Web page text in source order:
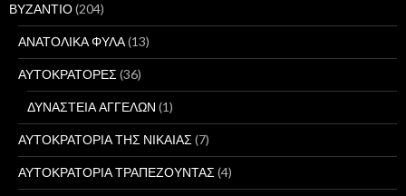
ΒΥΖΑΝΤΙΟ(204)
ΑΝΑΤΟΛΙΚΑ ΦΥΛΑ(13)
ΑΥΤΟΚΡΑΤΟΡΕΣ(36)
ΔΥΝΑΣΤΕΙΑ ΑΓΓΕΛΩΝ (1)
ΑΥΤΟΚΡΑΤΟΡΙΑ ΤΗΣ ΝΙΚΑΙΑΣ(7)
ΑΥΤΟΚΡΑΤΟΡΙΑ ΤΡΑΠΕΖΟΥΝΤΑΣ(4)